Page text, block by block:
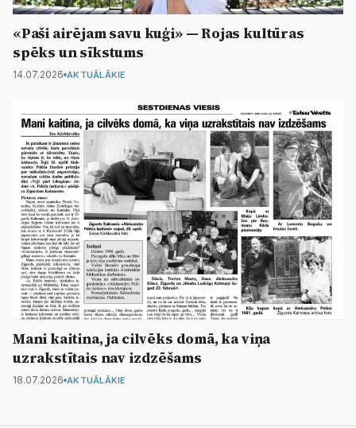
«Paši airējam savu kuģi» — Rojas kultūras
spēks un sīkstums
14.07.2026 AKTUĀLĀKIE
Mani kaitina, ja cilvēks domā, ka viņa
uzrakstītais nav izdzēšams
18.07.2026 AKTUĀLĀKIE